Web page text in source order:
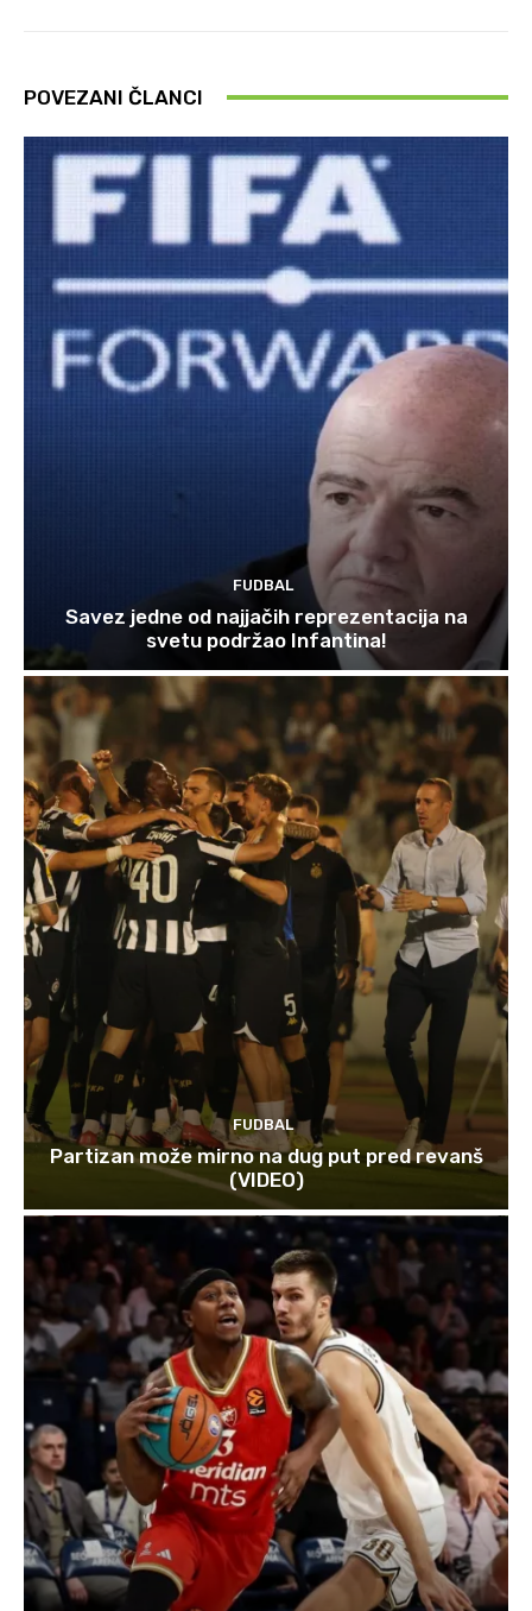
POVEZANI ČLANCI
FUDBAL
Savez jedne od najjačih reprezentacija na
svetu podržao Infantina!
FUDBAL
Partizan može mirno na dug put pred revanš
(VIDEO)